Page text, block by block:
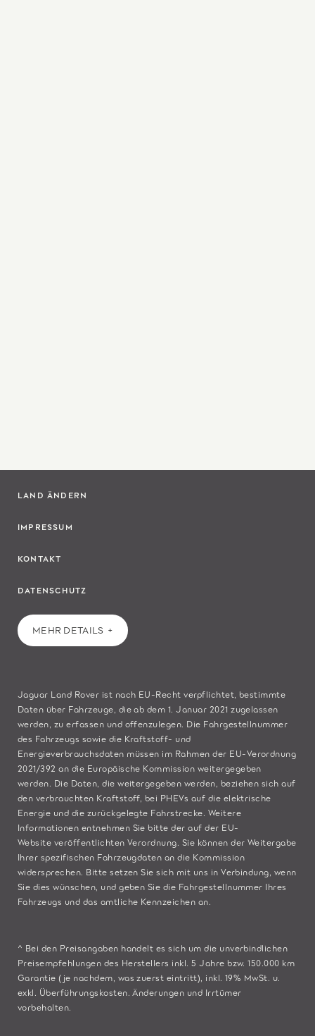
LAND ÄNDERN
IMPRESSUM
KONTAKT
DATENSCHUTZ
MEHR DETAILS
Jaguar Land Rover ist nach EU-Recht verpflichtet, bestimmte
Daten über Fahrzeuge, die ab dem 1. Januar 2021 zugelassen
werden, zu erfassen und offenzulegen. Die Fahrgestellnummer
des Fahrzeugs sowie die Kraftstoff- und
Energieverbrauchsdaten müssen im Rahmen der EU-Verordnung
2021/392 an die Europäische Kommission weitergegeben
werden. Die Daten, die weitergegeben werden, beziehen sich auf
den verbrauchten Kraftstoff, bei PHEVs auf die elektrische
Energie und die zurückgelegte Fahrstrecke. Weitere
Informationen entnehmen Sie bitte der auf der EU-
Website veröffentlichten Verordnung. Sie können der Weitergabe
Ihrer spezifischen Fahrzeugdaten an die Kommission
widersprechen. Bittesetzen Sie sich mit uns in Verbindung , wenn
Sie dies wünschen, und geben Sie die Fahrgestellnummer Ihres
Fahrzeugs und das amtliche Kennzeichen an.
^ Bei den Preisangaben handelt es sich um die unverbindlichen
Preisempfehlungen des Herstellers inkl. 5 Jahre bzw. 150.000 km
Garantie (je nachdem, was zuerst eintritt), inkl. 19% MwSt. u.
exkl. Überführungskosten. Änderungen und Irrtümer
vorbehalten.